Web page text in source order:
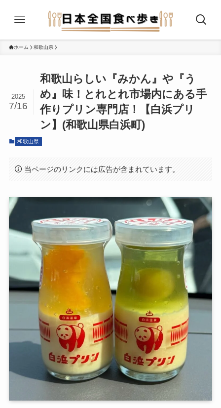
ホーム 和歌山県
和歌山らしい『みかん』や『う
め』味！とれとれ市場内にある手
作りプリン専門店！【白浜プリ
ン】(和歌山県白浜町)
2025
7/16
和歌山県
当ページのリンクには広告が含まれています。